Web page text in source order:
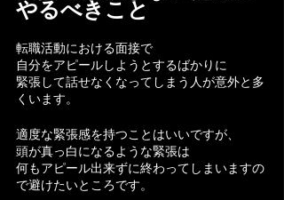
やるべきこと
転職活動における面接で
自分をアピールしようとするばかりに
緊張して話せなくなってしまう人が意外と多
くいます。
適度な緊張感を持つことはいいですが、
頭が真っ白になるような緊張は
何もアピール出来ずに終わってしまいますの
で避けたいところです。